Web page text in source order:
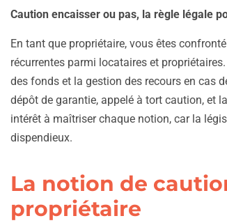
Caution encaisser ou pas, la règle légale
En tant que propriétaire, vous êtes
récurrentes parmi locataires et
des fonds et la gestion des recours en cas
dépôt de garantie, appelé à tort caution, et
intérêt à maîtriser chaque notion, car la
dispendieux.
La notion de
propriétaire